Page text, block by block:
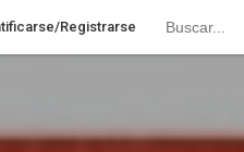
Registrarse